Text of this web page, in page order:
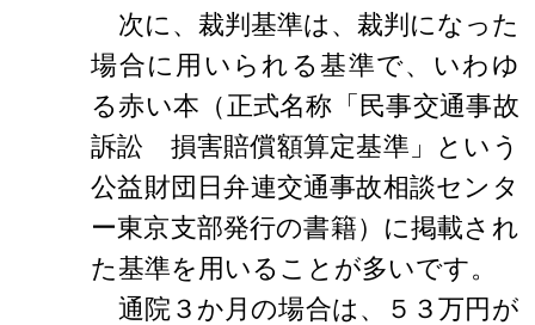
次に、裁判基準は、裁判になった
場合に用いられる基準で、いわゆ
る赤い本（正式名称「民事交通事故
訴訟 損害賠償額算定基準」という
公益財団日弁連交通事故相談センタ
ー東京支部発行の書籍）に掲載され
た基準を用いることが多いです。
通院３か月の場合は、５３万円が